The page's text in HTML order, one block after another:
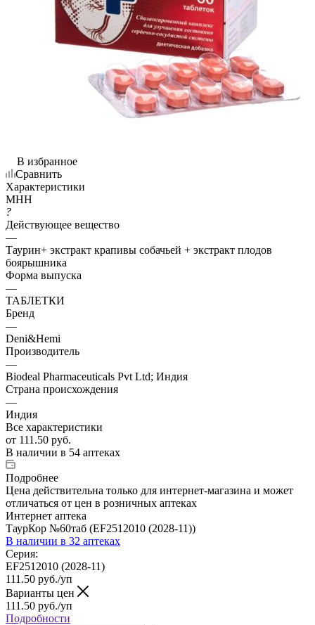
В избранное
Сравнить
Характеристики
МНН
?
Действующее вещество
—
Таурин+ экстракт крапивы собачьей + экстракт плодов
боярышника
Форма выпуска
—
ТАБЛЕТКИ
Бренд
—
Deni&Hemi
Производитель
—
Biodeal Pharmaceuticals Pvt Ltd; Индия
Страна происхождения
—
Индия
Все характеристики
от 111.50 руб.
В наличии в 54 аптеках
Подробнее
Цена действительна только для интернет-магазина и может
отличаться от цен в розничных аптеках
Интернет аптека
ТаурКор №60таб (EF2512010 (2028-11))
В наличии в 32 аптеках
Серия:
EF2512010 (2028-11)
111.50 руб./уп
Варианты цен
111.50 руб./уп
Подробности